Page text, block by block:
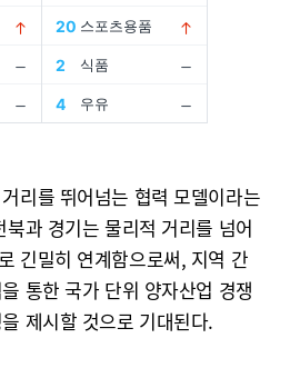
리를 뛰어넘는 협력 모델이라는
과 경기는 물리적 거리를 넘어
긴밀히 연계함으로써, 지역 간
통한 국가 단위 양자산업 경쟁
제시할 것으로 기대된다.